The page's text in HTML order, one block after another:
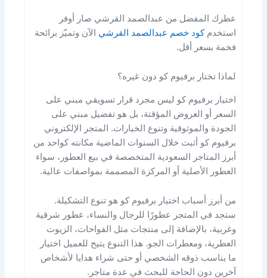
عطرك المفضل من عبدالصمد القرشي صار أوفر
استخدمكود خصم عبدالصمد القرشي
الآن وتميّز برائحة
فخمة بسعر أقل.
لماذا تختار برفيوم كو دون غيره؟
اختيار برفيوم كو ليس مجرد قرار تسويقي مبني على
السعر أو العروض المؤقتة، بل هو تفضيل مبني على
الجودة والموثوقية وتنوع الخيارات. المتجر الإلكتروني
برفيوم كو أثبت خلال السنوات الماضية مكانته كواحد من
أبرز المتاجر السعودية المتخصصة في بيع العطور، سواء
العطور الأصلية أو المركزة المصممة بمواصفات عالية.
من أبرز أسباب اختيار برفيوم كو هو تنوع التشكيلة.
ستجد في المتجر عطورًا للرجال والنساء، عطور شرقية
وغربية، بالإضافة إلى منتجات مثل الفواحات، الزيوت
العطرية، ومعطرات الجو. هذا التنوع يتيح للعميل اختيار
ما يناسب ذوقه الشخصي أو حتى شراء هدايا لأشخاص
آخرين دون الحاجة للبحث في عدة متاجر.